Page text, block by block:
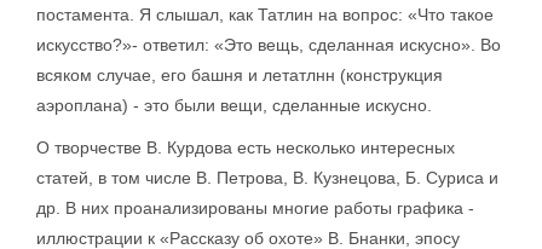
постамента. Я слышал, как Татлин на вопрос: «Что такое
искусство?»- ответил: «Это вещь, сделанная искусно». Во
всяком случае, его башня и летатлнн (конструкция
аэроплана) - это были вещи, сделанные искусно.
О творчестве В. Курдова есть несколько интересных
статей, в том числе В. Петрова, В. Кузнецова, Б. Суриса и
др. В них проанализированы многие работы графика -
иллюстрации к «Рассказу об охоте» В. Бнанки, эпосу